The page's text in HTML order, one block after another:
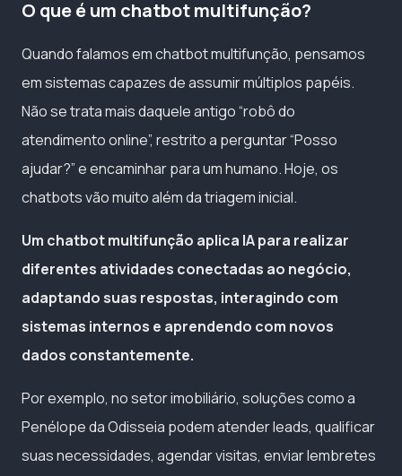
O que é um chatbot multifunção?
Quando falamos em chatbot multifunção, pensamos
em sistemas capazes de assumir múltiplos papéis.
Não se trata mais daquele antigo “robô do
atendimento online”, restrito a perguntar “Posso
ajudar?” e encaminhar para um humano. Hoje, os
chatbots vão muito além da triagem inicial.
Um chatbot multifunção aplica IA para realizar
diferentes atividades conectadas ao negócio,
adaptando suas respostas, interagindo com
sistemas internos e aprendendo com novos
dados constantemente.
Por exemplo, no setor imobiliário, soluções como a
Penélope da Odisseia podem atender leads, qualificar
suas necessidades, agendar visitas, enviar lembretes